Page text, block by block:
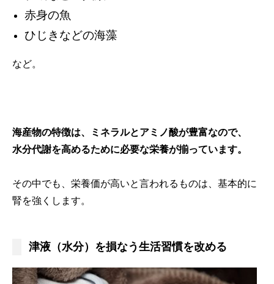
赤身の魚
ひじきなどの海藻
など。
海産物の特徴は、ミネラルとアミノ酸が豊富なので、
水分代謝を高めるために必要な栄養が揃っています。
その中でも、栄養価が高いと言われるものは、基本的に
腎を強くします。
津液（水分）を損なう生活習慣を改める